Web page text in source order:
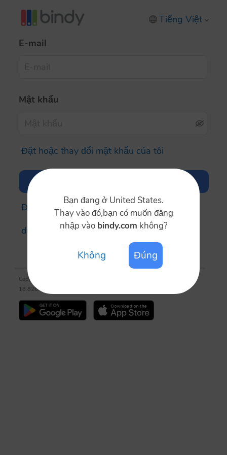
Tiếng Việt
E-mail
Mật khẩu
Đặt hoặc thay đổi mật khẩu của tôi
Đăng nhập bằng đăng nhập một lần
dùng thử miễn phí
Copyright © 2009 Betterdot Systems Inc., All Rights Reserved ®
18.826.01, production (euro-app3)
Bạn đang ở United States.
Thay vào đó,bạn có muốn đăng
nhập vào bindy.com không?
Không Đúng